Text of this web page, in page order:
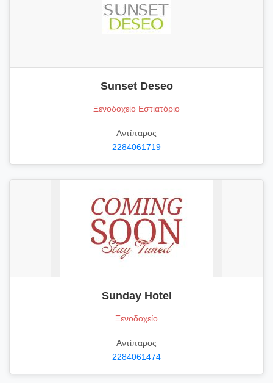
Sunset Deseo
Ξενοδοχείο Εστιατόριο
Αντίπαρος
2284061719
Sunday Hotel
Ξενοδοχείο
Αντίπαρος
2284061474